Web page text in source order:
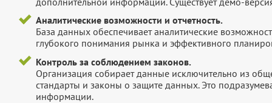
Аналитические возможности и отчетность.
База данных обеспечивает аналитические
глубокого понимания рынка и эффективного
Контроль за соблюдением законов.
Организация собирает данные исключительно из
стандарты и законы о защите данных. Это
информации.